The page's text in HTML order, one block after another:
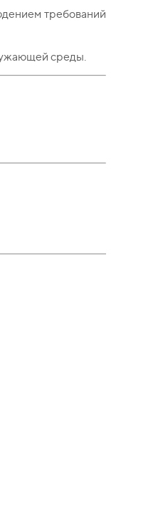
требований
среды.